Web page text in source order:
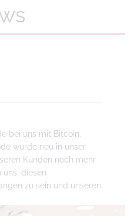
bei uns mit Bitcoin.
wurde neu in unser
Kunden noch mehr
diesen
zu sein und unseren